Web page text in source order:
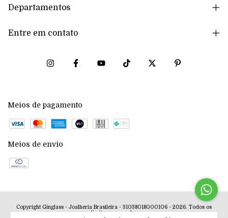
Departamentos
Entre em contato
Meios de pagamento
Meios de envio
Copyright Ginglass - Joalheria Brasileira - 31038018000106 - 2026. Todos os
direitos reservados.